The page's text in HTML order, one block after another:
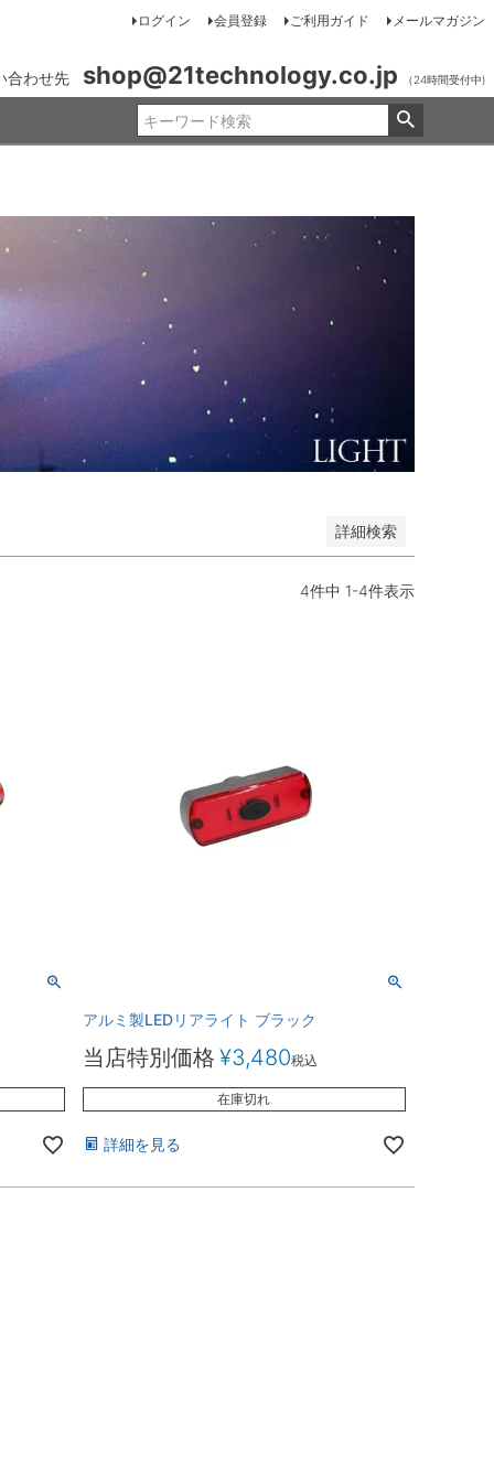
ログイン 会員登録 ご利用ガイド メールマガジン
合わせ先 shop@21technology.co.jp （24時間受付中)
詳細検索
4件中 1-4件表示
アルミ製LEDリアライト ブラック
当店特別価格 ¥3,480税込
在庫切れ
詳細を見る